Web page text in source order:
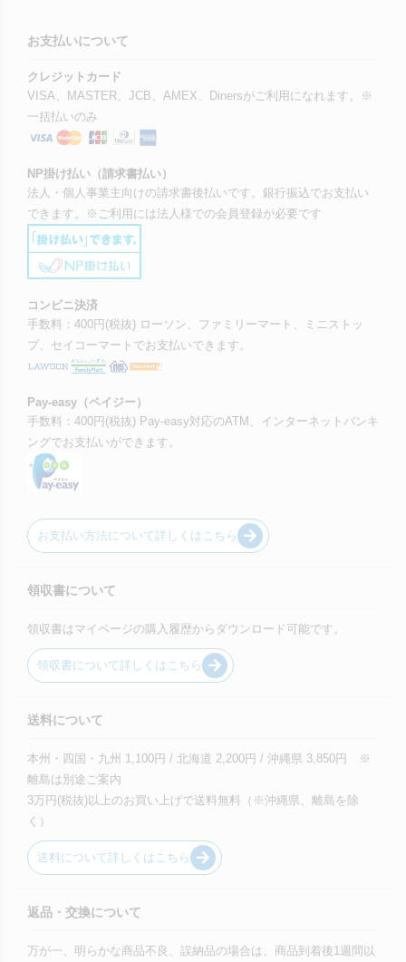
お支払いについて
クレジットカード
VISA、MASTER、JCB、AMEX、Dinersがご利用になれます。※
一括払いのみ
NP掛け払い（請求書払い）
法人・個人事業主向けの請求書後払いです。銀行振込でお支払い
できます。※ご利用には法人様での会員登録が必要です
コンビニ決済
手数料：400円(税抜) ローソン、ファミリーマート、ミニストッ
プ、セイコーマートでお支払いできます。
Pay-easy（ペイジー）
手数料：400円(税抜) Pay-easy対応のATM、インターネットバンキ
ングでお支払いができます。
お支払い方法について詳しくはこちら
領収書について
領収書はマイページの購入履歴からダウンロード可能です。
領収書について詳しくはこちら
送料について
本州・四国・九州 1,100円 / 北海道 2,200円 / 沖縄県 3,850円 ※
離島は別途ご案内
3万円(税抜)以上のお買い上げで送料無料（※沖縄県、離島を除
く）
送料について詳しくはこちら
返品・交換について
万が一、明らかな商品不良、誤納品の場合は、商品到着後1週間以